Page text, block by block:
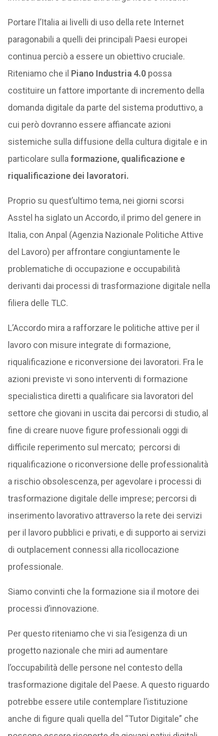
Portare l’Italia ai livelli di uso della rete Internet
paragonabili a quelli dei principali Paesi europei
continua perciò a essere un obiettivo cruciale.
Riteniamo che il Piano Industria 4.0possa
costituire un fattore importante di incremento della
domanda digitale da parte del sistema produttivo, a
cui però dovranno essere affiancate azioni
sistemiche sulla diffusione della cultura digitale e in
particolare sulla formazione, qualificazione e
riqualificazione dei lavoratori.
Proprio su quest’ultimo tema, nei giorni scorsi
Asstel ha siglato un Accordo, il primo del genere in
Italia, con Anpal (Agenzia Nazionale Politiche Attive
del Lavoro) per affrontare congiuntamente le
problematiche di occupazione e occupabilità
derivanti dai processi di trasformazione digitale nella
filiera delle TLC.
L’Accordo mira a rafforzare le politiche attive per il
lavoro con misure integrate di formazione,
riqualificazione e riconversione dei lavoratori. Fra le
azioni previste vi sono interventi di formazione
specialistica diretti a qualificare sia lavoratori del
settore che giovani in uscita dai percorsi di studio, al
fine di creare nuove figure professionali oggi di
difficile reperimento sul mercato; percorsi di
riqualificazione o riconversione delle professionalità
a rischio obsolescenza, per agevolare i processi di
trasformazione digitale delle imprese; percorsi di
inserimento lavorativo attraverso la rete dei servizi
per il lavoro pubblici e privati, e di supporto ai servizi
di outplacement connessi alla ricollocazione
professionale.
Siamo convinti che la formazione sia il motore dei
processi d’innovazione.
Per questo riteniamo che vi sia l’esigenza di un
progetto nazionale che miri ad aumentare
l’occupabilità delle persone nel contesto della
trasformazione digitale del Paese. A questo riguardo
potrebbe essere utile contemplare l’istituzione
anche di figure quali quella del “Tutor Digitale” che